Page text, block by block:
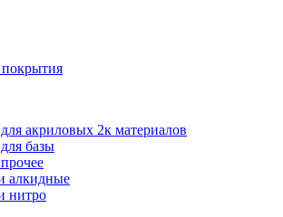
акриловых 2к материалов
базы
алкидные
нитро